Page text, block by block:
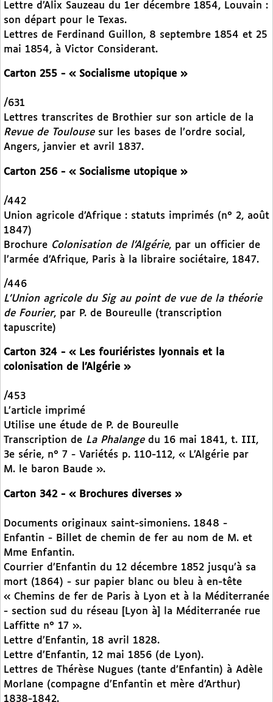
Lettre d’Alix Sauzeau du 1er décembre 1854, Louvain :
son départ pour le Texas.
Lettres de Ferdinand Guillon, 8 septembre 1854 et 25
mai 1854, à Victor Considerant.
Carton 255 - « Socialisme utopique »
/631
Lettres transcrites de Brothier sur son article de la
Revue de Toulousesur les bases de l’ordre social,
Angers, janvier et avril 1837.
Carton 256 - « Socialisme utopique »
/442
Union agricole d’Afrique : statuts imprimés (n° 2, août
1847)
Brochure Colonisation de l’Algérie, par un officier de
l’armée d’Afrique, Paris à la libraire sociétaire, 1847.
/446
L’Union agricole du Sig au point de vue de la théorie
de Fourier, par P. de Boureulle (transcription
tapuscrite)
Carton 324 - « Les fouriéristes lyonnais et la
colonisation de l’Algérie »
/453
L’article imprimé
Utilise une étude de P. de Boureulle
Transcription de La Phalangedu 16 mai 1841, t. III,
3e série, n° 7 - Variétés p. 110-112, « L’Algérie par
M. le baron Baude ».
Carton 342 - « Brochures diverses »
Documents originaux saint-simoniens. 1848 -
Enfantin - Billet de chemin de fer au nom de M. et
Mme Enfantin.
Courrier d’Enfantin du 12 décembre 1852 jusqu’à sa
mort (1864) - sur papier blanc ou bleu à en-tête
« Chemins de fer de Paris à Lyon et à la Méditerranée
- section sud du réseau [Lyon à] la Méditerranée rue
Laffitte n° 17 ».
Lettre d’Enfantin, 18 avril 1828.
Lettre d’Enfantin, 12 mai 1856 (de Lyon).
Lettres de Thérèse Nugues (tante d’Enfantin) à Adèle
Morlane (compagne d’Enfantin et mère d’Arthur)
1838-1842.